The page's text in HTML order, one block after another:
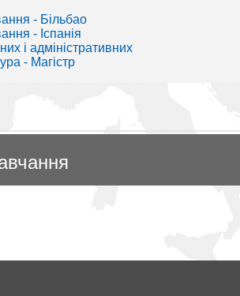
- Більбао
- Іспанія
і адміністративних
- Магістр